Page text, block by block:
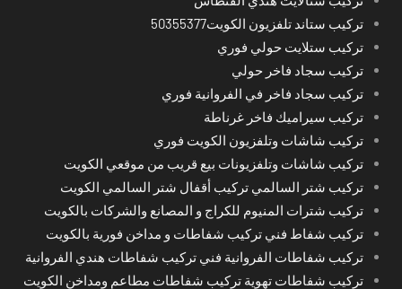
تركيب ستاند تلفزيون الكويت50355377
تركيب ستلايت حولي فوري
تركيب سجاد فاخر حولي
تركيب سجاد فاخر في الفروانية فوري
تركيب سيراميك فاخر غرناطة
تركيب شاشات وتلفزيون الكويت فوري
تركيب شاشات وتلفزيونات بيع قريب من موقعي الكويت
تركيب شتر السالمي تركيب أقفال شتر السالمي الكويت
تركيب شترات المنيوم للكراج و المصانع والشركات بالكويت
تركيب شفاط فني تركيب شفاطات و مداخن فورية بالكويت
تركيب شفاطات الفروانية فني تركيب شفاطات هندي الفروانية
تركيب شفاطات تهوية تركيب شفاطات مطاعم ومداخن الكويت